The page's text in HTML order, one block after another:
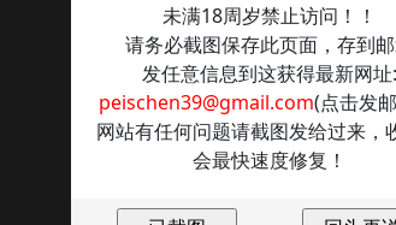
未满18周岁禁止访问！！
请务必截图保存此页面，存到
发任意信息到这获得最新网址:
peischen39@gmail.com(点击发
网站有任何问题请截图发给过来，
会最快速度修复！